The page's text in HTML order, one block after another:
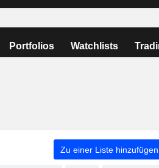
Portfolios Watchlists
Zu einer Liste hinzufügen